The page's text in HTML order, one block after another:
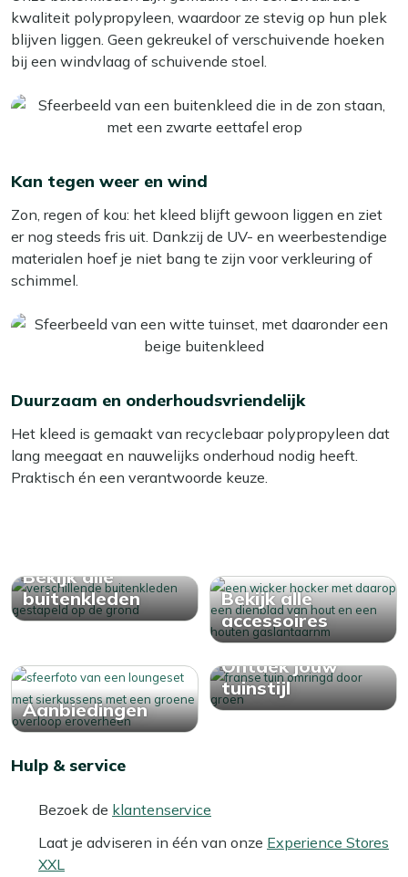
opschudden of, als het echt nat is, te drogen hangen. Zo
blijft het lekker fris en mooi van kleur.
het kleed wilt gebruiken:
Bij een loungeset: Leg het kleed precies tegen de
— net wat je mooier vindt.
Bij een diningset:
past, ook als de stoelen naar achter worden
geschoven. Reken ongeveer 40 cm extra rondom, dan
zit je goed.
Met het Torrano buitenkleed voeg je een vleugje stijl én
comfort toe aan je buitenruimte. Geniet van een gezellig
Bekijk meer Buitenkleden
Met deze simpele tips – en een beetje hulp van de juiste
producten – blijft je buitenkleed langer mooi en fris!
kwaliteit polypropyleen, waardoor ze stevig op hun plek
blijven liggen. Geen gekreukel of verschuivende hoeken
bij een windvlaag of schuivende stoel.
Kan tegen weer en wind
Zon, regen of kou: het kleed blijft gewoon liggen en ziet
er nog steeds fris uit. Dankzij de UV- en weerbestendige
materialen hoef je niet bang te zijn voor verkleuring of
schimmel.
Duurzaam en onderhoudsvriendelijk
Het kleed is gemaakt van recyclebaar polypropyleen dat
lang meegaat en nauwelijks onderhoud nodig heeft.
Praktisch én een verantwoorde keuze.
Bekijk alle
buitenkleden
Bekijk alle
accessoires
Aanbiedingen
Ontdek jouw
tuinstijl
Hulp & service
Bezoek de klantenservice
Laat je adviseren in één van onze Experience Stores
XXL